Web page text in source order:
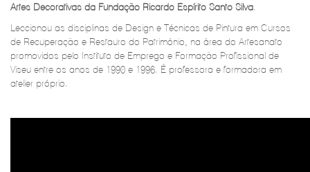
Artes Decorativas da Fundação Ricardo Espírito Santo Silva.
Leccionou as disciplinas de Design e Técnicas de Pintura em Cursos
de Recuperação e Restauro do Património, na área do Artesanato
promovidos pelo Instituto de Emprego e Formação Profissional de
Viseu entre os anos de 1990 e 1996. É professora e formadora em
atelier próprio.